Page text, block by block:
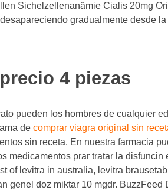
Sichelzellenanämie Cialis 20mg
gradualmente desde
4 piezas
pueden los hombres de cualquier
decomprar viagra original sin
sin receta. En nuestra farmacia
medicamentos prar tratar la disfuncin
of levitra in australia, levitra
genel doz miktar 10 mgdr. BuzzFeed